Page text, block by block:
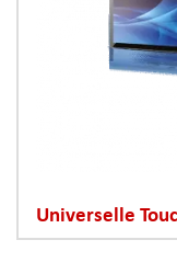
Universelle